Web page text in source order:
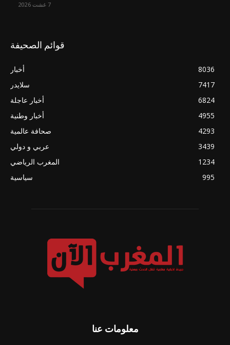
7 غشت 2026
قوائم الصحيفة
أخبار
8036
سلايدر
7417
أخبار عاجلة
6824
أخبار وطنية
4955
صحافة عالمية
4293
عربي و دولي
3439
المغرب الرياضي
1234
سياسية
995
معلومات عنا